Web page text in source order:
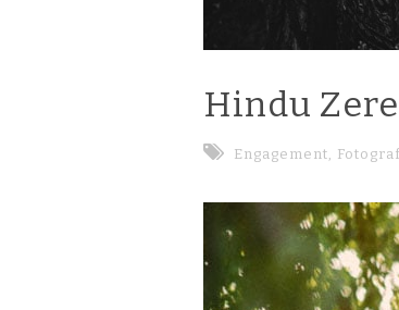
Hindu
Engagement